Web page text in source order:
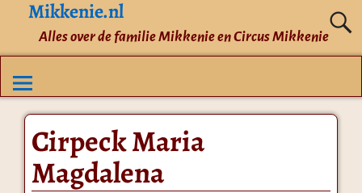
Mikkenie.nl
Alles over de familie Mikkenie en Circus Mikkenie
Cirpeck Maria
Magdalena